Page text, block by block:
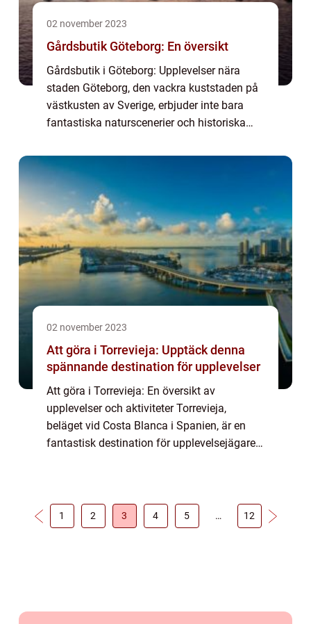
02 november 2023
Gårdsbutik Göteborg: En översikt
Gårdsbutik i Göteborg: Upplevelser nära
staden Göteborg, den vackra kuststaden på
västkusten av Sverige, erbjuder inte bara
fantastiska naturscenerier och historiska
utbud av gårdsbutiker där besökare o...
02 november 2023
Att göra i Torrevieja: Upptäck denna
spännande destination för upplevelser
Att göra i Torrevieja: En översikt av
upplevelser och aktiviteter Torrevieja,
beläget vid Costa Blanca i Spanien, är en
fantastisk destination för upplevelsejägare.
1 2 3 4 5 … 12